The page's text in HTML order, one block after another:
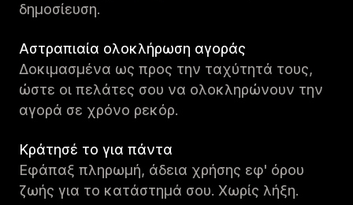
δημοσίευση.
Αστραπιαία ολοκλήρωση αγοράς
Δοκιμασμένα ως προς την ταχύτητά τους,
ώστε οι πελάτες σου να ολοκληρώνουν την
αγορά σε χρόνο ρεκόρ.
Κράτησέ το για πάντα
Εφάπαξ πληρωμή, άδεια χρήσης εφ' όρου
ζωής για το κατάστημά σου. Χωρίς λήξη.